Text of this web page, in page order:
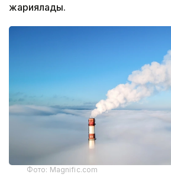
жариялады.
Фото: Magnific.com